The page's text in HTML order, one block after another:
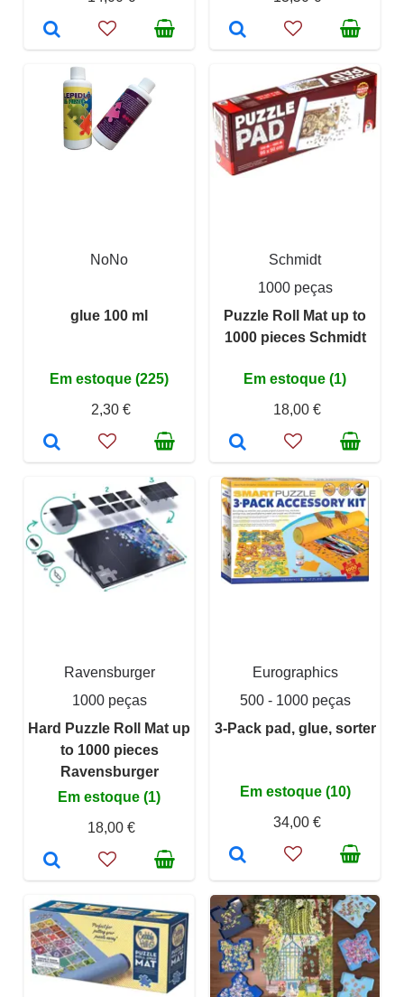
NoNo
glue 100 ml
Em estoque (225)
2,30 €
Schmidt
1000 peças
Puzzle Roll Mat up to
1000 pieces Schmidt
Em estoque (1)
18,00 €
Ravensburger
1000 peças
Hard Puzzle Roll Mat up
to 1000 pieces
Ravensburger
Em estoque (1)
18,00 €
Eurographics
500 - 1000 peças
3-Pack pad, glue, sorter
Em estoque (10)
34,00 €